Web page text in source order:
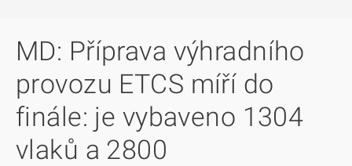
MD: Příprava výhradního
provozu ETCS míří do
finále: je vybaveno 1304
vlaků a 2800